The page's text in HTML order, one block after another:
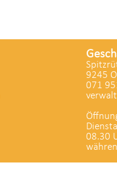
9245
071
08.30